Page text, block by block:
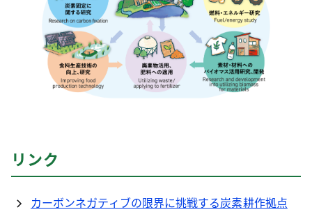
リンク
カーボンネガティブの限界に挑戦する炭素耕作拠点